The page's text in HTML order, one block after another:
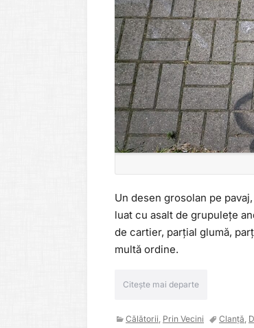
Un desen grosolan pe
luat cu asalt de grupulețe
de cartier, parțial glumă,
multă ordine.
Citește mai departe
Călătorii Prin Vecini Clanță